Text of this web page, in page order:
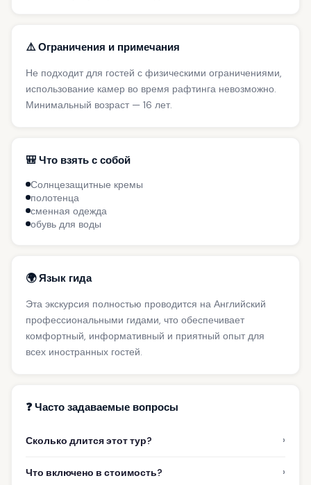
⚠️ Ограничения и примечания
Не подходит для гостей с физическими ограничениями,
использование камер во время рафтинга невозможно.
Минимальный возраст — 16 лет.
🎒 Что взять с собой
Солнцезащитные кремы
полотенца
сменная одежда
обувь для воды
🌍 Язык гида
Эта экскурсия полностью проводится на Английский
профессиональными гидами, что обеспечивает
комфортный, информативный и приятный опыт для
всех иностранных гостей.
❓ Часто задаваемые вопросы
Сколько длится этот тур? ›
Что включено в стоимость? ›